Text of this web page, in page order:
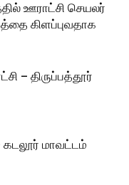
ஊராட்சி செயலர்
கிளப்புவதாக
– திருப்பத்தூர்
கடலூர் மாவட்டம்